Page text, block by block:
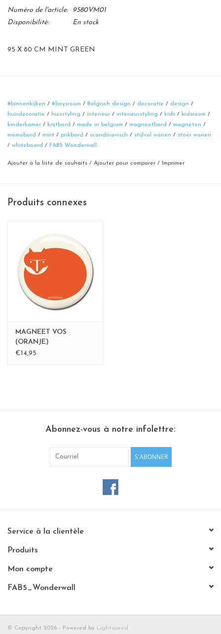
Numéro de l'article:
9580VM01
Disponibilité:
En stock
95 X 80 CM MINT GREEN
#binnenkijken / #boysroom / Belgisch design / decoratie / design /
huisdecoratie / huisstyling / interieur / interieurstyling / kids / kidsroom /
kinderkamer / krijtbord / made in belgium / magneetbord / magneten /
memobord / mint / prikbord / scandinavisch / stijlvol wonen / stoer wonen
/ whiteboard / FAB5 Wonderwall
Ajouter à la liste de souhaits / Ajouter pour comparer / Imprimer
Produits connexes
MAGNEET VOS
(ORANJE)
€14,95
Abonnez-vous à notre infolettre:
S'ABONNER
Service à la clientèle
Produits
Mon compte
FAB5_Wonderwall
© Copyright 2026 - Powered by Lightspeed